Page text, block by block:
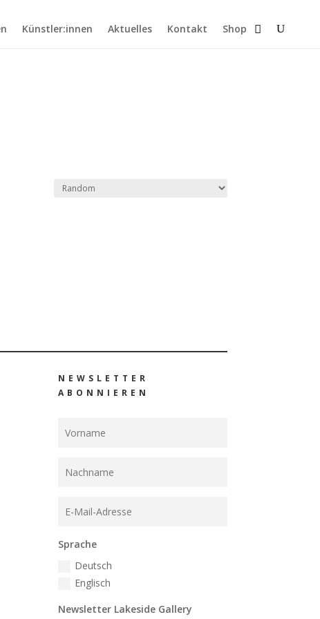
Künstler:innen Aktuelles Kontakt Shop
NEWSLETTER
ABONNIEREN
Sprache
Deutsch
Englisch
Newsletter Lakeside Gallery